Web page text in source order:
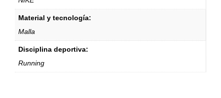
Material y tecnología:
Malla
Disciplina deportiva:
Running